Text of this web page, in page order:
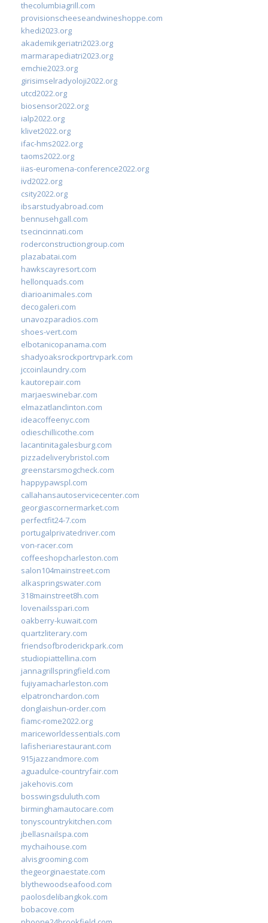
thecolumbiagrill.com
provisionscheeseandwineshoppe.com
khedi2023.org
akademikgeriatri2023.org
marmarapediatri2023.org
emchie2023.org
girisimselradyoloji2022.org
utcd2022.org
biosensor2022.org
ialp2022.org
klivet2022.org
ifac-hms2022.org
taoms2022.org
iias-euromena-conference2022.org
ivd2022.org
csity2022.org
ibsarstudyabroad.com
bennusehgall.com
tsecincinnati.com
roderconstructiongroup.com
plazabatai.com
hawkscayresort.com
hellonquads.com
diarioanimales.com
decogaleri.com
unavozparadios.com
shoes-vert.com
elbotanicopanama.com
shadyoaksrockportrvpark.com
jccoinlaundry.com
kautorepair.com
marjaeswinebar.com
elmazatlanclinton.com
ideacoffeenyc.com
odieschillicothe.com
lacantinitagalesburg.com
pizzadeliverybristol.com
greenstarsmogcheck.com
happypawspl.com
callahansautoservicecenter.com
georgiascornermarket.com
perfectfit24-7.com
portugalprivatedriver.com
von-racer.com
coffeeshopcharleston.com
salon104mainstreet.com
alkaspringswater.com
318mainstreet8h.com
lovenailsspari.com
oakberry-kuwait.com
quartzliterary.com
friendsofbroderickpark.com
studiopiattellina.com
jannagrillspringfield.com
fujiyamacharleston.com
elpatronchardon.com
donglaishun-order.com
fiamc-rome2022.org
mariceworldessentials.com
lafisheriarestaurant.com
915jazzandmore.com
aguadulce-countryfair.com
jakehovis.com
bosswingsduluth.com
birminghamautocare.com
tonyscountrykitchen.com
jbellasnailspa.com
mychaihouse.com
alvisgrooming.com
thegeorginaestate.com
blythewoodseafood.com
paolosdelibangkok.com
bobacove.com